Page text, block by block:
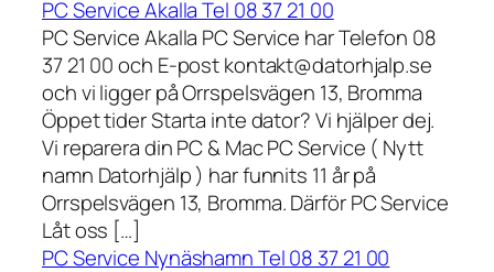
PC Service Akalla Tel 08 37 21 00
PC Service Akalla PC Service har Telefon 08
37 21 00 och E-post kontakt@datorhjalp.se
och vi ligger på Orrspelsvägen 13, Bromma
Öppet tider Starta inte dator? Vi hjälper dej.
Vi reparera din PC & Mac PC Service ( Nytt
namn Datorhjälp ) har funnits 11 år på
Orrspelsvägen 13, Bromma. Därför PC Service
Låt oss […]
PC Service Nynäshamn Tel 08 37 21 00